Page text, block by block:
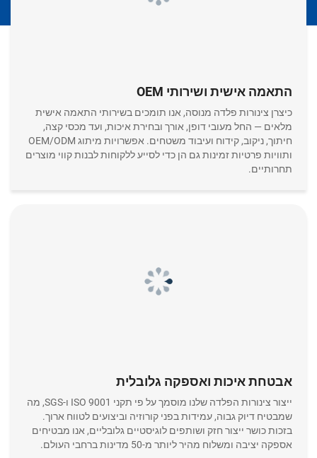
התאמה אישית ושירותי OEM
כיצרן צינורות פלדה מנוסה, אנו תומכים בשירותי התאמה אישית
מלאים — החל מעובי דופן, אורך ובחירת איכות, ועד מכסי קצה,
חיתוך, ניקוב, קידוח ועיבוד משטחים. אפשרויות מיתוג OEM/ODM
ותוויות פרטיות זמינות גם הן כדי לסייע ללקוחות לבנות קווי מוצרים
תחרותיים.
אבטחת איכות ואספקה גלובלית
ייצור צינורות הפלדה שלנו מוסמך על פי תקני ISO 9001 ו-SGS, מה
שמבטיח דיוק גבוה, עמידות בפני קורוזיה וביצועים לטווח ארוך.
בזכות כושר ייצור חזק ושותפים לוגיסטיים גלובליים, אנו מבטיחים
אספקה יציבה ומשלוח מהיר ליותר מ-50 מדינות ברחבי העולם.